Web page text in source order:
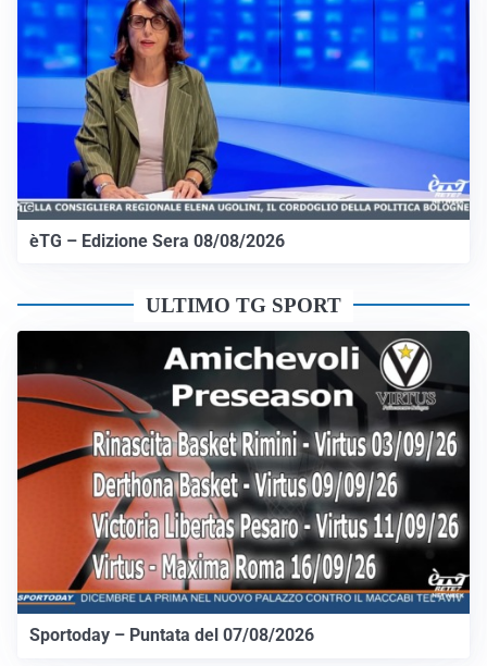
èTG – Edizione Sera 08/08/2026
ULTIMO TG SPORT
Sportoday – Puntata del 07/08/2026